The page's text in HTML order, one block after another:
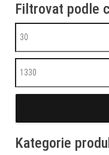
Filtrovat podle
Minimální cena
Maximální cena
Kategorie